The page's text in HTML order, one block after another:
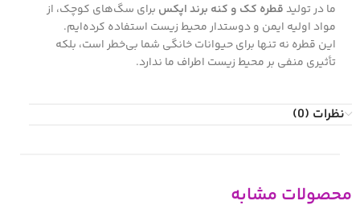
ما در تولیدقطره کک و کنه برند اپکس برای سگ‌های کوچک، از
مواد اولیه ایمن و دوستدار محیط زیست استفاده کرده‌ایم.
این قطره نه تنها برای حیوانات خانگی شما بی‌خطر است، بلکه
تأثیری منفی بر محیط زیست اطراف ما ندارد.
نظرات (0)
محصولات مشابه